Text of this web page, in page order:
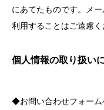
にあてたものです。メ
利用することはご遠慮く
個人情報の取り扱い
◆お問い合わせフォーム